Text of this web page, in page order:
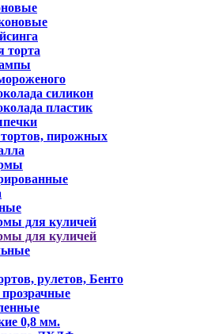
торта
силикон
пластик
пирожных
для куличей
для куличей
рулетов, Бенто
0,8 мм.